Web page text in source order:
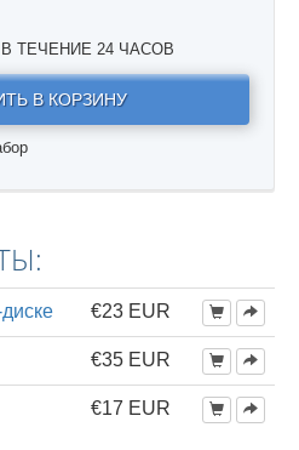
ТЕЧЕНИЕ 24 ЧАСОВ
В КОРЗИНУ
€23 EUR
€35 EUR
€17 EUR